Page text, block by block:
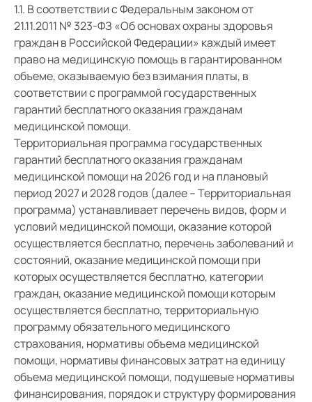
1.1. В соответствии с Федеральным законом от
21.11.2011 № 323-ФЗ «Об основах охраны здоровья
граждан в Российской Федерации» каждый имеет
право на медицинскую помощь в гарантированном
объеме, оказываемую без взимания платы, в
соответствии с программой государственных
гарантий бесплатного оказания гражданам
медицинской помощи.
Территориальная программа государственных
гарантий бесплатного оказания гражданам
медицинской помощи на 2026 год и на плановый
период 2027 и 2028 годов (далее – Территориальная
программа) устанавливает перечень видов, форм и
условий медицинской помощи, оказание которой
осуществляется бесплатно, перечень заболеваний и
состояний, оказание медицинской помощи при
которых осуществляется бесплатно, категории
граждан, оказание медицинской помощи которым
осуществляется бесплатно, территориальную
программу обязательного медицинского
страхования, нормативы объема медицинской
помощи, нормативы финансовых затрат на единицу
объема медицинской помощи, подушевые нормативы
финансирования, порядок и структуру формирования